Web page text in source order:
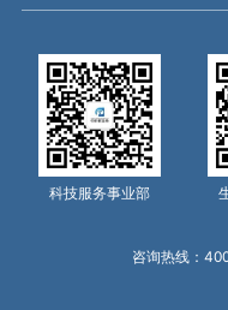
科技服务事业部
咨询热线：